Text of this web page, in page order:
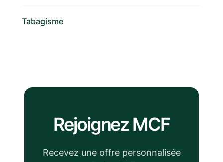
Tabagisme
Rejoignez MCF
Recevez une offre personnalisée